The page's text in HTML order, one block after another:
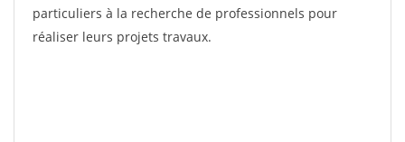
particuliers à la recherche de professionnels pour
réaliser leurs projets travaux.